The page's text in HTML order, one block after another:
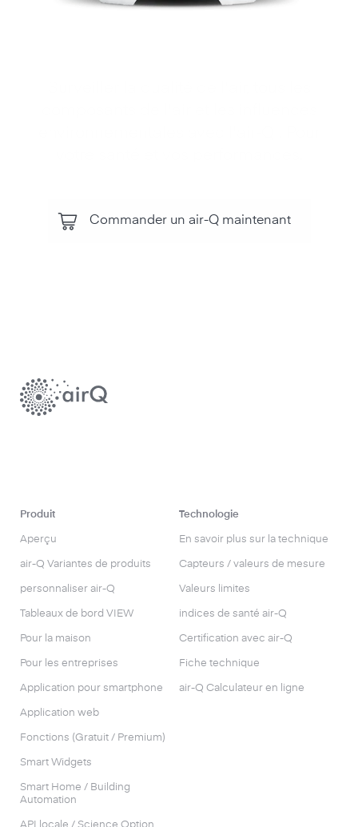
Commander un air-Q maintenant
Produit
Aperçu
air-Q Variantes de produits
personnaliser air-Q
Tableaux de bord VIEW
Pour la maison
Pour les entreprises
Application pour smartphone
Application web
Fonctions (Gratuit / Premium)
Smart Widgets
Smart Home / Building
Automation
Technologie
En savoir plus sur la technique
Capteurs / valeurs de mesure
Valeurs limites
indices de santé air-Q
Certification avec air-Q
Fiche technique
air-Q Calculateur en ligne